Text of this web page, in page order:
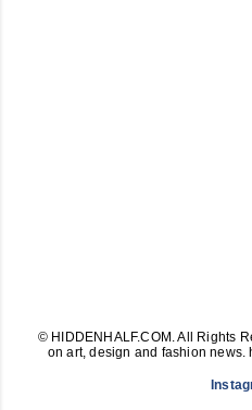
© HIDDENHALF.COM. All Rights
on art, design and fashion